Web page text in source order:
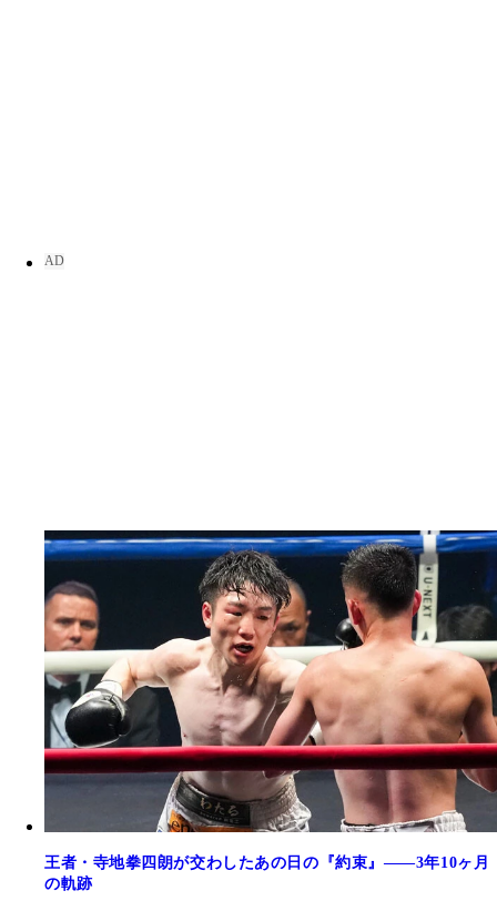
王者・寺地拳四朗が交わしたあの日の『約束』――3年10ヶ月
の軌跡